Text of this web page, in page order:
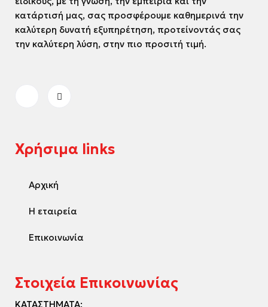
κατάρτισή μας, σας προσφέρουμε καθημερινά την
καλύτερη δυνατή εξυπηρέτηση, προτείνοντάς σας
την καλύτερη λύση, στην πιο προσιτή τιμή.
Χρήσιμα links
Αρχική
Η εταιρεία
Επικοινωνία
Στοιχεία Επικοινωνίας
ΚΑΤΑΣΤΗΜΑΤΑ: